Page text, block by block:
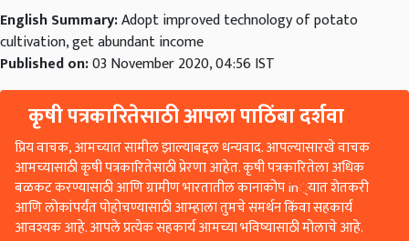
English Summary:Adopt improved technology of potato
cultivation, get abundant income
Published on:03 November 2020, 04:56 IST
कृषी पत्रकारितेसाठी आपला पाठिंबा दर्शवा
प्रिय वाचक, आमच्यात सामील झाल्याबद्दल धन्यवाद. आपल्यासारखे वाचक
आमच्यासाठी कृषी पत्रकारितेसाठी प्रेरणा आहेत. कृषी पत्रकारितेला अधिक
बळकट करण्यासाठी आणि ग्रामीण भारतातील कानाकोप in्यात शेतकरी
आणि लोकांपर्यंत पोहोचण्यासाठी आम्हाला तुमचे समर्थन किंवा सहकार्य
आवश्यक आहे. आपले प्रत्येक सहकार्य आमच्या भविष्यासाठी मोलाचे आहे.